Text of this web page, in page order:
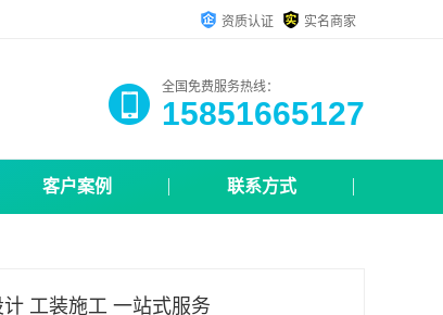
资质认证 实名商家
全国免费服务热线：
15851665127
客户案例 联系方式
工装施工 一站式服务